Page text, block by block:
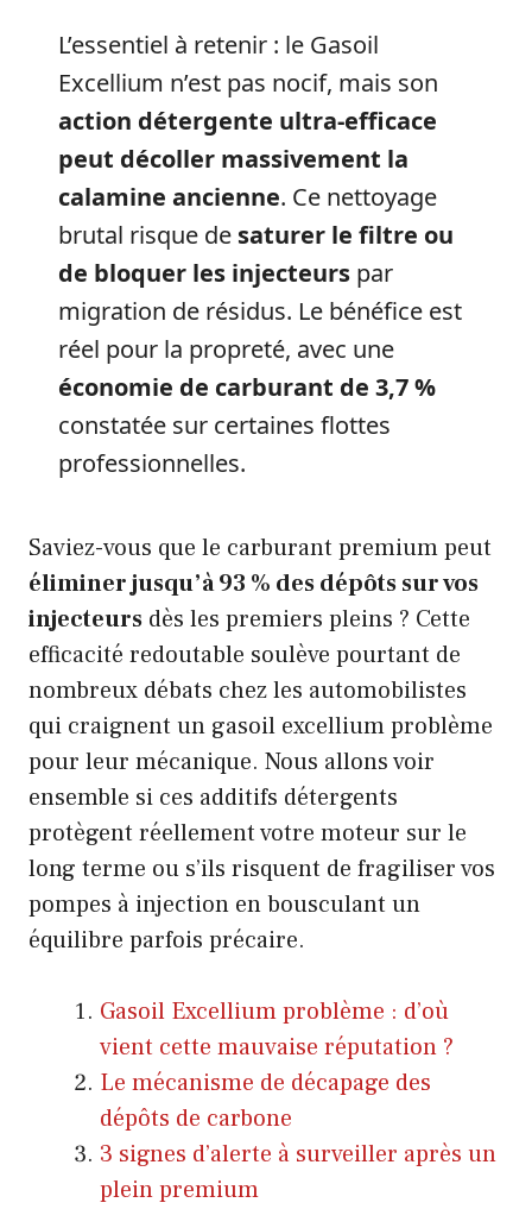
L’essentiel à retenir : le Gasoil
Excellium n’est pas nocif, mais son
action détergente ultra-efficace
peut décoller massivement la
calamine ancienne. Ce nettoyage
brutal risque de saturer le filtre ou
de bloquer les injecteurs par
migration de résidus. Le bénéfice est
réel pour la propreté, avec une
économie de carburant de 3,7 %
constatée sur certaines flottes
professionnelles.
Saviez-vous que le carburant premium peut
éliminer jusqu’à 93 % des dépôts sur vos
injecteurs dès les premiers pleins ? Cette
efficacité redoutable soulève pourtant de
nombreux débats chez les automobilistes
qui craignent un gasoil excellium problème
pour leur mécanique. Nous allons voir
ensemble si ces additifs détergents
protègent réellement votre moteur sur le
long terme ou s’ils risquent de fragiliser vos
pompes à injection en bousculant un
équilibre parfois précaire.
Gasoil Excellium problème : d’où
vient cette mauvaise réputation ?
Le mécanisme de décapage des
dépôts de carbone
3 signes d’alerte à surveiller après un
plein premium